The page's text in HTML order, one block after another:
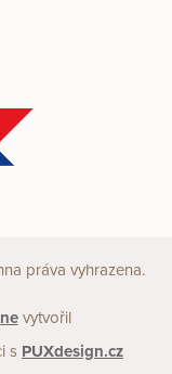
práva vyhrazena.
vytvořil
s PUXdesign.cz